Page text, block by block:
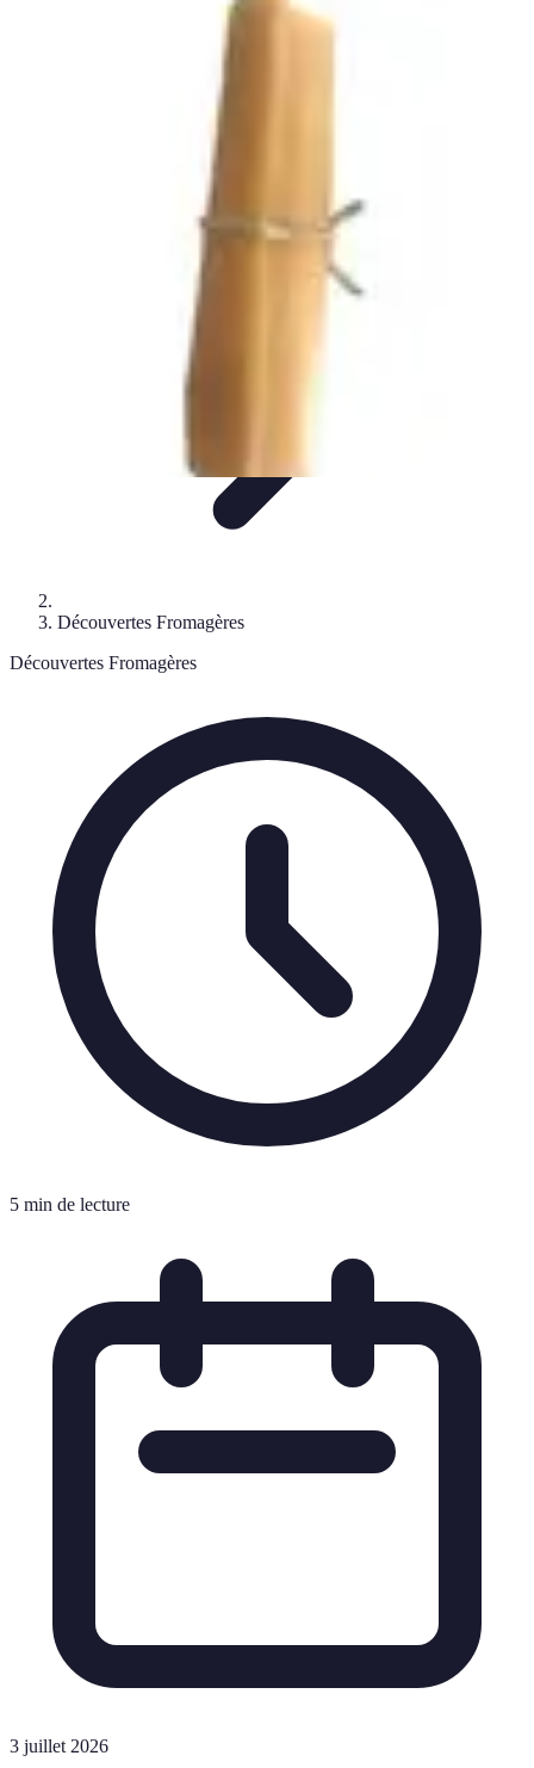
découverte
Découvertes Fromagères
Découvertes Fromagères
5 min de lecture
3 juillet 2026